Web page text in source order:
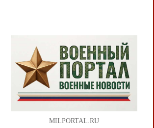
MILPORTAL.RU